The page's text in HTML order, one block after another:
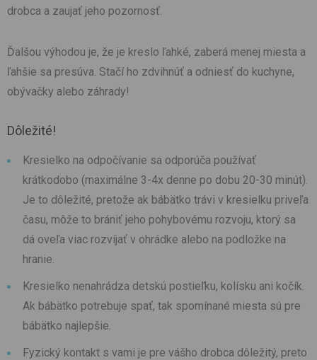
drobca a zaujať jeho pozornosť.
Ďalšou výhodou je, že je kreslo ľahké, zaberá menej miesta a
ľahšie sa presúva. Stačí ho zdvihnúť a odniesť do kuchyne,
obývačky alebo záhrady!
Dôležité!
Kresielko na odpočívanie sa odporúča používať
krátkodobo (maximálne 3-4x denne po dobu 20-30 minút).
Je to dôležité, pretože ak bábätko trávi v kresielku priveľa
času, môže to brániť jeho pohybovému rozvoju, ktorý sa
dá oveľa viac rozvíjať v ohrádke alebo na podložke na
hranie.
Kresielko nenahrádza detskú postieľku, kolísku ani kočík.
Ak bábätko potrebuje spať, tak spomínané miesta sú pre
bábätko najlepšie.
Fyzický kontakt s vami je pre vášho drobca dôležitý, preto